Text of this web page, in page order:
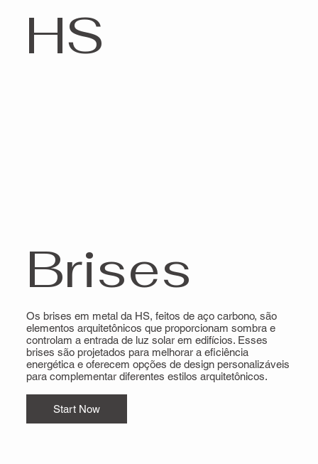
HS
Brises
Os brises em metal da HS, feitos de aço carbono, são
elementos arquitetônicos que proporcionam sombra e
controlam a entrada de luz solar em edifícios. Esses
brises são projetados para melhorar a eficiência
energética e oferecem opções de design personalizáveis
para complementar diferentes estilos arquitetônicos.
Start Now